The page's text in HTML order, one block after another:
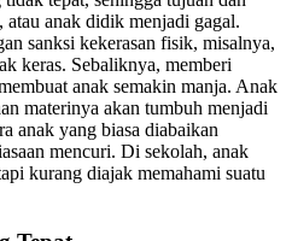
tepat, sehingga tujuan dan
atau anak didik menjadi gagal.
sanksi kekerasan fisik, misalnya,
keras. Sebaliknya, memberi
anak semakin manja. Anak
materinya akan tumbuh menjadi
anak yang biasa diabaikan
mencuri. Di sekolah, anak
kurang diajak memahami suatu